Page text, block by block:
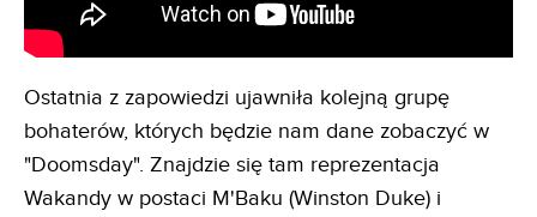
Ostatnia z zapowiedzi ujawniła kolejną grupę
bohaterów, których będzie nam dane zobaczyć w
"Doomsday". Znajdzie się tam reprezentacja
Wakandy w postaci M'Baku (Winston Duke) i